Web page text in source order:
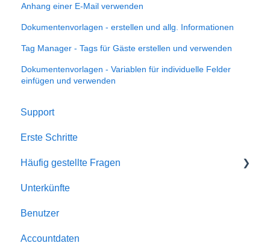
Anhang einer E-Mail verwenden
Dokumentenvorlagen - erstellen und allg. Informationen
Tag Manager - Tags für Gäste erstellen und verwenden
Dokumentenvorlagen - Variablen für individuelle Felder
einfügen und verwenden
Support
Erste Schritte
Häufig gestellte Fragen
Account
Allgemein
Buchungen
Unterkünfte
Benutzer
Accountdaten